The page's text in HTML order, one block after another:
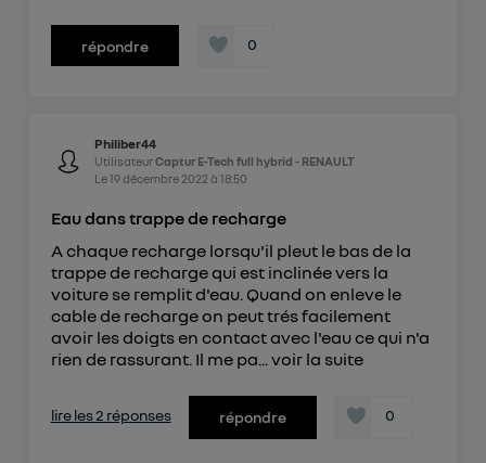
répondre 0
Philiber44
UtilisateurCaptur E-Tech full hybrid - RENAULT
Le19 décembre 2022 à 18:50
Eau dans trappe de recharge
A chaque recharge lorsqu'il pleut le bas de la
trappe de recharge qui est inclinée vers la
voiture se remplit d'eau. Quand on enleve le
cable de recharge on peut trés facilement
avoir les doigts en contact avec l'eau ce qui n'a
rien de rassurant. Il me pa...voir la suite
lire les 2 réponses répondre 0